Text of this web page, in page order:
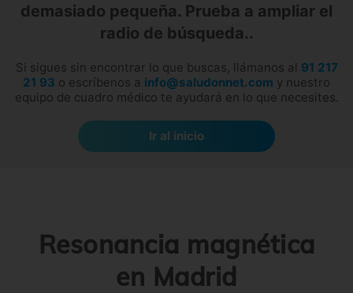
demasiado pequeña. Prueba a ampliar el
radio de búsqueda..
Si sigues sin encontrar lo que buscas, llámanos al 91 217
21 93 o escríbenos a info@saludonnet.com y nuestro
equipo de cuadro médico te ayudará en lo que necesites.
Ir al inicio
Resonancia magnética
en Madrid